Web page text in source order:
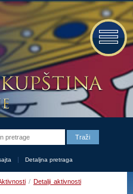
Detaljna pretraga
/ Detalji aktivnosti